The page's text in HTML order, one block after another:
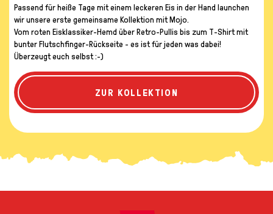
Passend für heiße Tage mit einem leckeren Eis in der Hand launchen
wir unsere erste gemeinsame Kollektion mit Mojo.
Vom roten Eisklassiker-Hemd über Retro-Pullis bis zum T-Shirt mit
bunter Flutschfinger-Rückseite - es ist für jeden was dabei!
Überzeugt euch selbst :-)
ZUR KOLLEKTION LANGNESE X MOJO